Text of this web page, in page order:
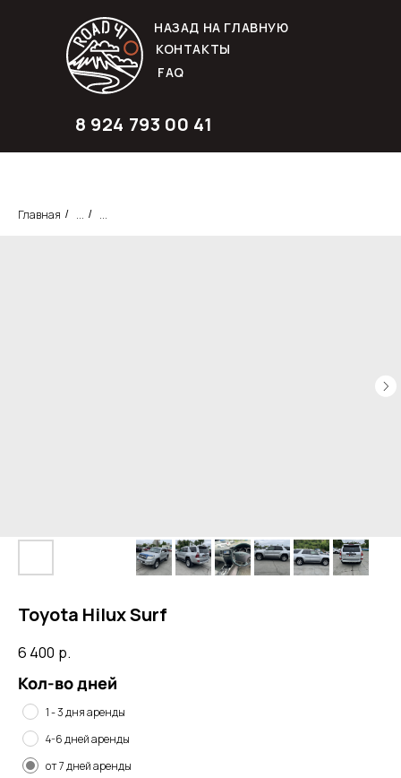
КОНТАКТЫ
FAQ
НАЗАД НА ГЛАВНУЮ
8 924 793 00 41
Главная / ... / ...
Toyota Hilux Surf
6 400 р.
Кол-во дней
1 - 3 дня аренды
4-6 дней аренды
от 7 дней аренды